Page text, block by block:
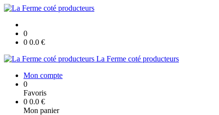
0
0 0.0 €
La Ferme coté producteurs
Mon compte
0
Favoris
0 0.0 €
Mon panier